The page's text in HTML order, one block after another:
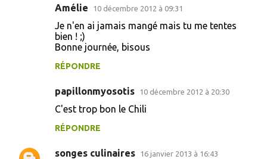
Amélie 10 décembre 2012 à 09:31
Je n'en ai jamais mangé mais tu me tentes
bien ! ;)
Bonne journée, bisous
RÉPONDRE
papillonmyosotis 10 décembre 2012 à 20:30
C'est trop bon le Chili
RÉPONDRE
songes culinaires 16 janvier 2013 à 16:43